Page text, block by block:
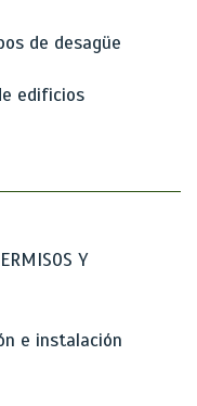
de desagüe
edificios
Y
e instalación